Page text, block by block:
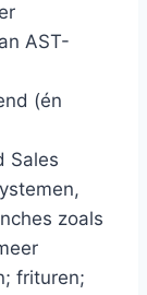
AST-
(én
Sales
zoals
frituren;